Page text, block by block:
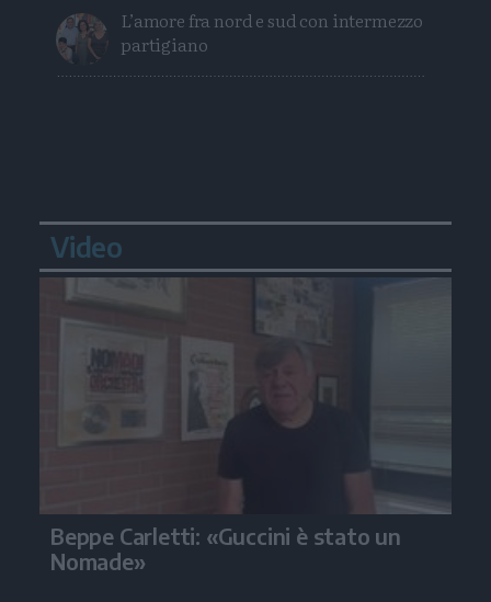
L’amore fra nord e sud con intermezzo
partigiano
Video
Beppe Carletti: «Guccini è stato un
Nomade»